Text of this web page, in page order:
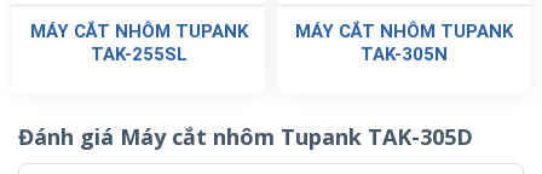
MÁY CẮT NHÔM TUPANK
TAK-255SL
MÁY CẮT NHÔM TUPANK
TAK-305N
Đánh giá Máy cắt nhôm Tupank TAK-305D